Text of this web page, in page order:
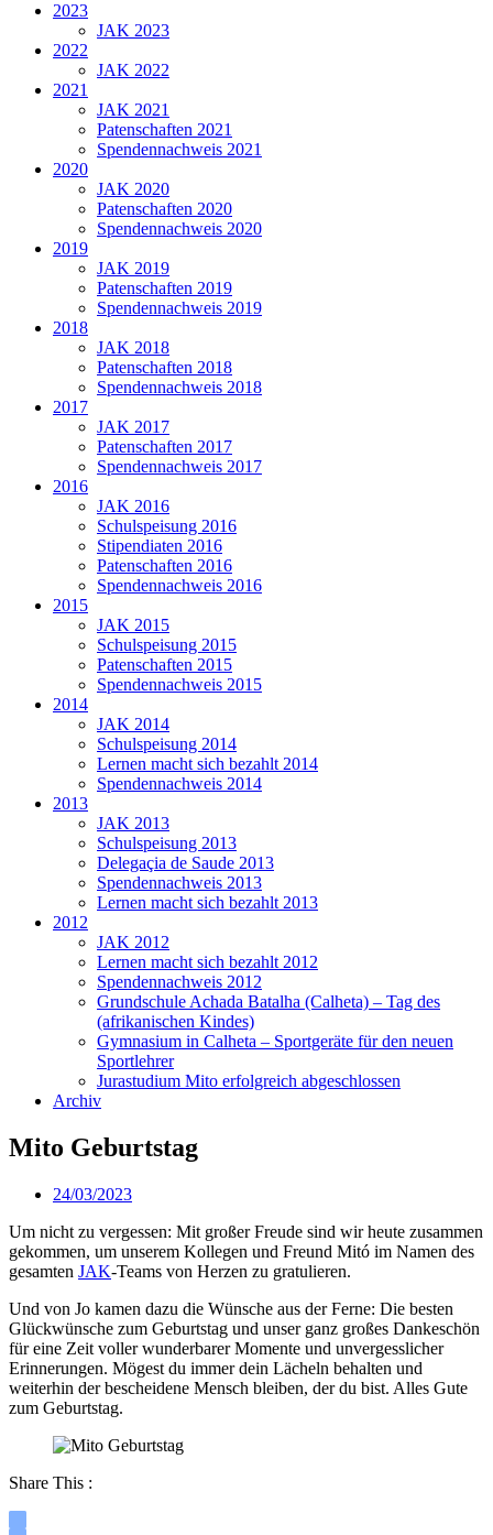
2023
JAK 2023
2022
JAK 2022
2021
JAK 2021
Patenschaften 2021
Spendennachweis 2021
2020
JAK 2020
Patenschaften 2020
Spendennachweis 2020
2019
JAK 2019
Patenschaften 2019
Spendennachweis 2019
2018
JAK 2018
Patenschaften 2018
Spendennachweis 2018
2017
JAK 2017
Patenschaften 2017
Spendennachweis 2017
2016
JAK 2016
Schulspeisung 2016
Stipendiaten 2016
Patenschaften 2016
Spendennachweis 2016
2015
JAK 2015
Schulspeisung 2015
Patenschaften 2015
Spendennachweis 2015
2014
JAK 2014
Schulspeisung 2014
Lernen macht sich bezahlt 2014
Spendennachweis 2014
2013
JAK 2013
Schulspeisung 2013
Delegaçia de Saude 2013
Spendennachweis 2013
Lernen macht sich bezahlt 2013
2012
JAK 2012
Lernen macht sich bezahlt 2012
Spendennachweis 2012
Grundschule Achada Batalha (Calheta) – Tag des
(afrikanischen Kindes)
Gymnasium in Calheta – Sportgeräte für den neuen
Sportlehrer
Jurastudium Mito erfolgreich abgeschlossen
Archiv
Mito Geburtstag
24/03/2023
Um nicht zu vergessen: Mit großer Freude sind wir heute zusammen
gekommen, um unserem Kollegen und Freund Mitó im Namen des
gesamten JAK-Teams von Herzen zu gratulieren.
Und von Jo kamen dazu die Wünsche aus der Ferne: Die besten
Glückwünsche zum Geburtstag und unser ganz großes Dankeschön
für eine Zeit voller wunderbarer Momente und unvergesslicher
Erinnerungen. Mögest du immer dein Lächeln behalten und
weiterhin der bescheidene Mensch bleiben, der du bist. Alles Gute
zum Geburtstag.
Share This :